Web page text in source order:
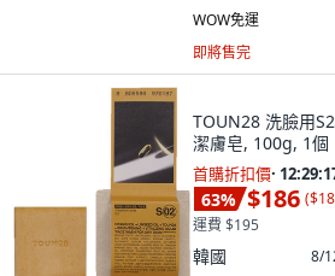
WOW免運
即將售完
TOUN28 洗臉用
潔膚皂, 100g, 1個
首購折扣價·
63% $186 (
運費 $195
韓國 8/